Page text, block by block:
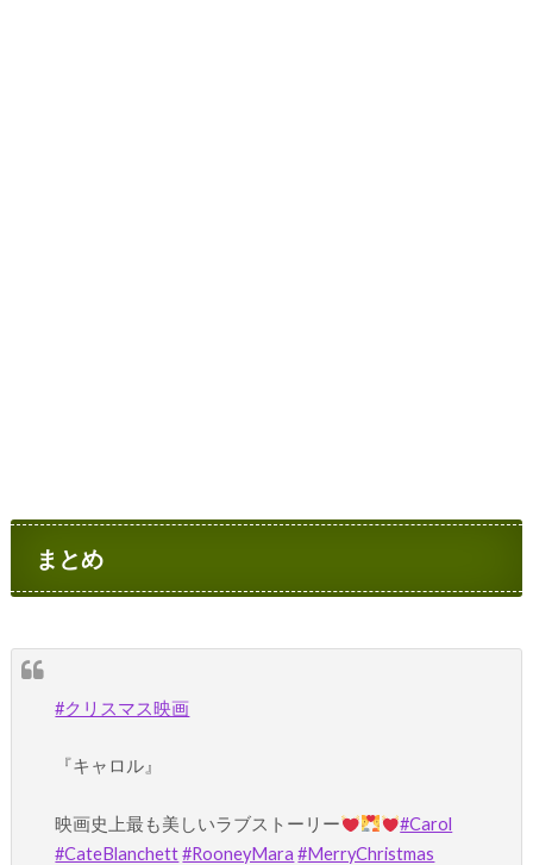
まとめ
#クリスマス映画
『キャロル』
映画史上最も美しいラブストーリー
#Carol
#CateBlanchett #RooneyMara #MerryChristmas